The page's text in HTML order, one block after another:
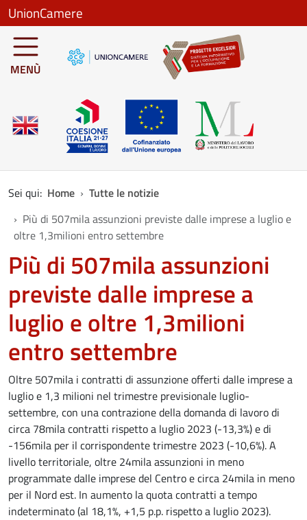
Salta al contenuto principale
UnionCamere
MENÙ
Sei qui: Home
Tutte le notizie
Più di 507mila assunzioni previste dalle imprese a luglio e
oltre 1,3milioni entro settembre
Più di 507mila assunzioni
previste dalle imprese a
luglio e oltre 1,3milioni
entro settembre
Oltre 507mila i contratti di assunzione offerti dalle imprese a
luglio e 1,3 milioni nel trimestre previsionale luglio-
settembre, con una contrazione della domanda di lavoro di
circa 78mila contratti rispetto a luglio 2023 (-13,3%) e di
-156mila per il corrispondente trimestre 2023 (-10,6%). A
livello territoriale, oltre 24mila assunzioni in meno
programmate dalle imprese del Centro e circa 24mila in meno
per il Nord est. In aumento la quota contratti a tempo
indeterminato (al 18,1%, +1,5 p.p. rispetto a luglio 2023).